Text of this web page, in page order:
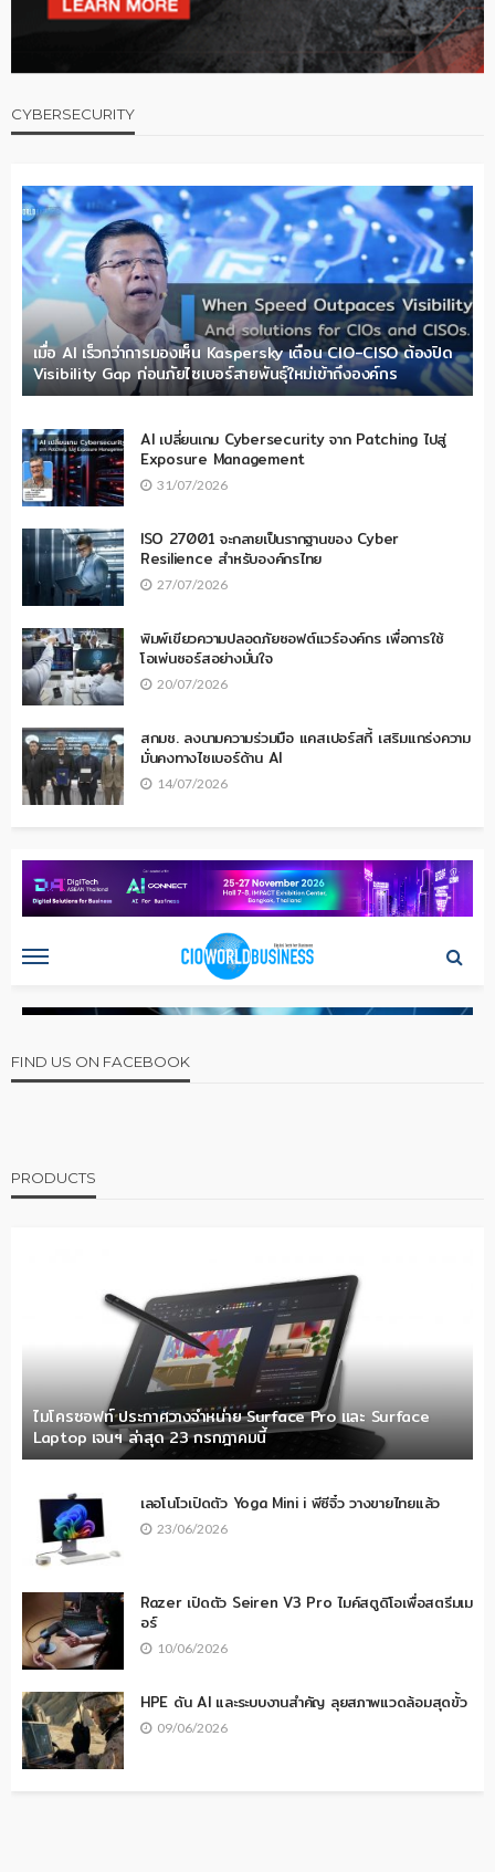
CYBERSECURITY
เมื่อ AI เร็วกว่าการมองเห็น Kaspersky เตือน CIO-CISO ต้องปิด
Visibility Gap ก่อนภัยไซเบอร์สายพันธุ์ใหม่เข้าถึงองค์กร
AI เปลี่ยนเกม Cybersecurity จาก Patching ไปสู่
Exposure Management
31/07/2026
ISO 27001 จะกลายเป็นรากฐานของ Cyber
Resilience สำหรับองค์กรไทย
27/07/2026
พิมพ์เขียวความปลอดภัยซอฟต์แวร์องค์กร เพื่อการใช้
โอเพ่นซอร์สอย่างมั่นใจ
20/07/2026
สกมช. ลงนามความร่วมมือ แคสเปอร์สกี้ เสริมแกร่งความ
มั่นคงทางไซเบอร์ด้าน AI
14/07/2026
FIND US ON FACEBOOK
PRODUCTS
ไมโครซอฟท์ ประกาศวางจำหน่าย Surface Pro และ Surface
Laptop เจนฯ ล่าสุด 23 กรกฎาคมนี้
เลอโนโวเปิดตัว Yoga Mini i พีซีจิ๋ว วางขายไทยแล้ว
23/06/2026
Razer เปิดตัว Seiren V3 Pro ไมค์สตูดิโอเพื่อสตรีมเม
อร์
10/06/2026
HPE ดัน AI และระบบงานสำคัญ ลุยสภาพแวดล้อมสุดขั้ว
09/06/2026